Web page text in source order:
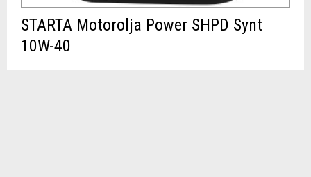
STARTA Motorolja Power SHPD Synt
10W-40